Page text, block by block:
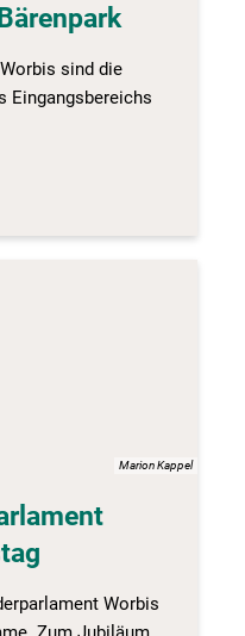
sind die
Eingangsbereichs
Marion Kappel
Worbis